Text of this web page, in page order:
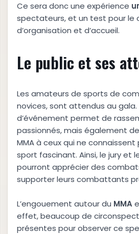
Ce sera donc une expérience u
spectateurs, et un test pour le
d’organisation et d’accueil.
Le public et ses
Les amateurs de sports de
novices, sont attendus au
d’événement permet de
passionnés, mais également
MMA à ceux qui ne
sport fascinant. Ainsi, le jury et
pourront apprécier des
supporter leurs combattants
L’engouement autour du MMA
effet, beaucoup de
présentes pour observer ce